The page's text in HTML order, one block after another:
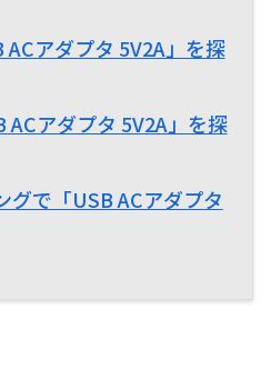
アダプタ 5V2A」を探
ACアダプタ 5V2A」を探
で「USB ACアダプタ